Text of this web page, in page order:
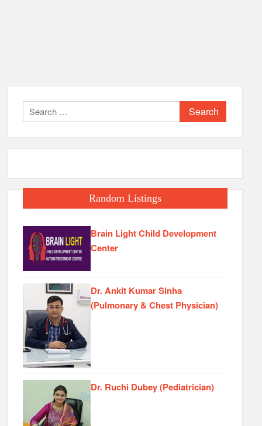
Search
for:
Random Listings
Brain Light Child Development
Center
Dr. Ankit Kumar Sinha
(Pulmonary & Chest Physician)
Dr. Ruchi Dubey (Pediatrician)